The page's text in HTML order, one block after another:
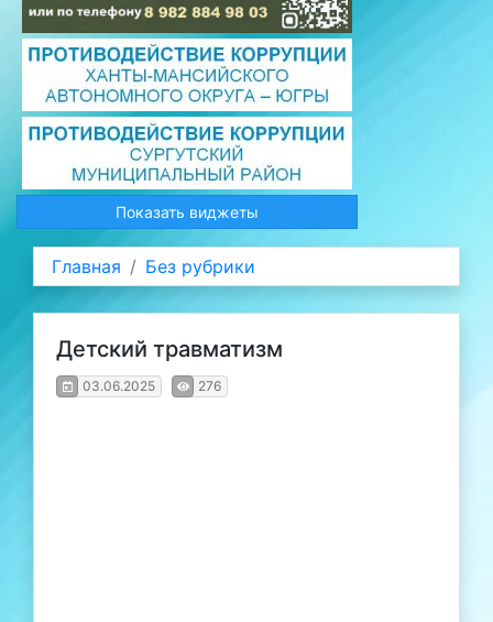
Показать виджеты
Главная Без рубрики
Детский травматизм
03.06.2025 276